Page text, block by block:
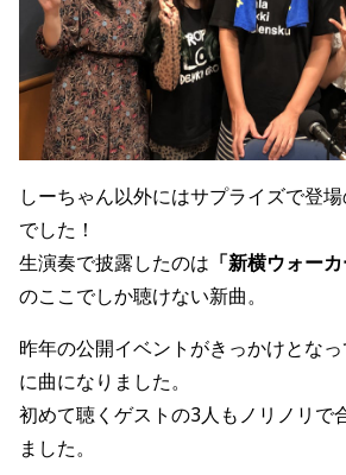
しーちゃん以外にはサプライズで登
でした！
生演奏で披露したのは 「新横ウォーカ
のここでしか聴けない新曲。
昨年の公開イベントがきっかけとな
に曲になりました。
初めて聴くゲストの3人もノリノリで
ました。